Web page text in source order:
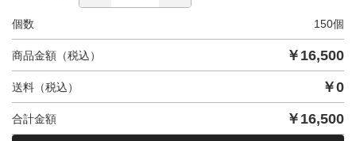
個数 150個
商品金額（税込） ￥ 16,500
送料（税込） ￥0
合計金額 ￥ 16,500